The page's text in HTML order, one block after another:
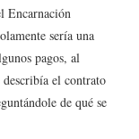
Encarnación
sería una
pagos, al
el contrato
de qué se